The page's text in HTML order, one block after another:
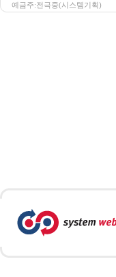
예금주:전극중(시스템기획)